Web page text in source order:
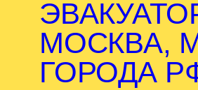
МОСКВА,
ГОРОДА